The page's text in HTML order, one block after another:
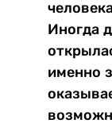
Иногда
именно